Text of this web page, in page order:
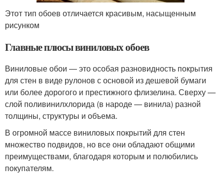
Этот тип обоев отличается красивым, насыщенным
рисунком
Главные плюсы виниловых обоев
Виниловые обои — это особая разновидность покрытия
для стен в виде рулонов с основой из дешевой бумаги
или более дорогого и престижного флизелина. Сверху —
слой поливинилхлорида (в народе — винила) разной
толщины, структуры и объема.
В огромной массе виниловых покрытий для стен
множество подвидов, но все они обладают общими
преимуществами, благодаря которым и полюбились
покупателям.